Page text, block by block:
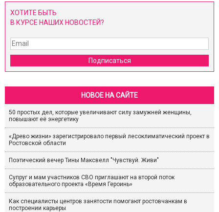
ХОТИТЕ БЫТЬ
В КУРСЕ НАШИХ НОВОСТЕЙ?
Подписаться
НОВОЕ НА САЙТЕ
50 простых дел, которые увеличивают силу замужней женщины,
повышают её энергетику
«Древо жизни» зарегистрировало первый лесоклиматический проект в
Ростовской области
Поэтический вечер Тины Максвелл "Чувствуй. Живи"
Супруг и мам участников СВО приглашают на второй поток
образовательного проекта «Время Героинь»
Как специалисты центров занятости помогают ростовчанкам в
построении карьеры